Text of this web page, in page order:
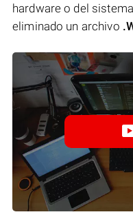
hardware o del
eliminado un archivo